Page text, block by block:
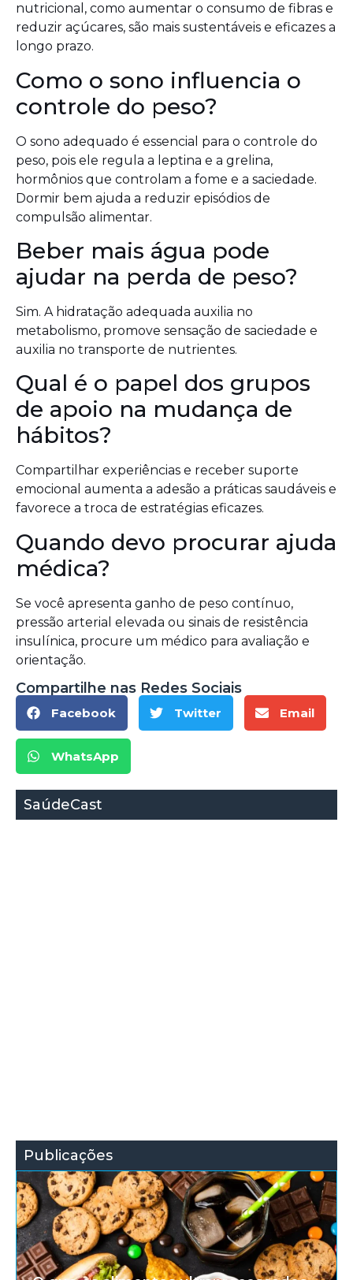
nutricional, como aumentar o consumo de fibras e
reduzir açúcares, são mais sustentáveis e eficazes a
longo prazo.
Como o sono influencia o
controle do peso?
O sono adequado é essencial para o controle do
peso, pois ele regula a leptina e a grelina,
hormônios que controlam a fome e a saciedade.
Dormir bem ajuda a reduzir episódios de
compulsão alimentar.
Beber mais água pode
ajudar na perda de peso?
Sim. A hidratação adequada auxilia no
metabolismo, promove sensação de saciedade e
auxilia no transporte de nutrientes.
Qual é o papel dos grupos
de apoio na mudança de
hábitos?
Compartilhar experiências e receber suporte
emocional aumenta a adesão a práticas saudáveis e
favorece a troca de estratégias eficazes.
Quando devo procurar ajuda
médica?
Se você apresenta ganho de peso contínuo,
pressão arterial elevada ou sinais de resistência
insulínica, procure um médico para avaliação e
orientação.
Compartilhe nas Redes Sociais
Facebook Twitter Email
WhatsApp
SaúdeCast
Publicações